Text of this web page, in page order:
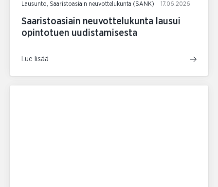
Lausunto, Saaristoasiain neuvottelukunta (SANK) 17.06.2026
Saaristoasiain neuvottelukunta lausui
opintotuen uudistamisesta
Lue lisää